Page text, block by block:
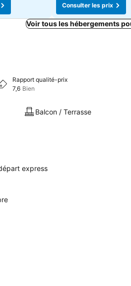
Consulter les prix
Voir tous les hébergements
Rapport qualité-prix
7,6 Bien
Balcon / Terrasse
express